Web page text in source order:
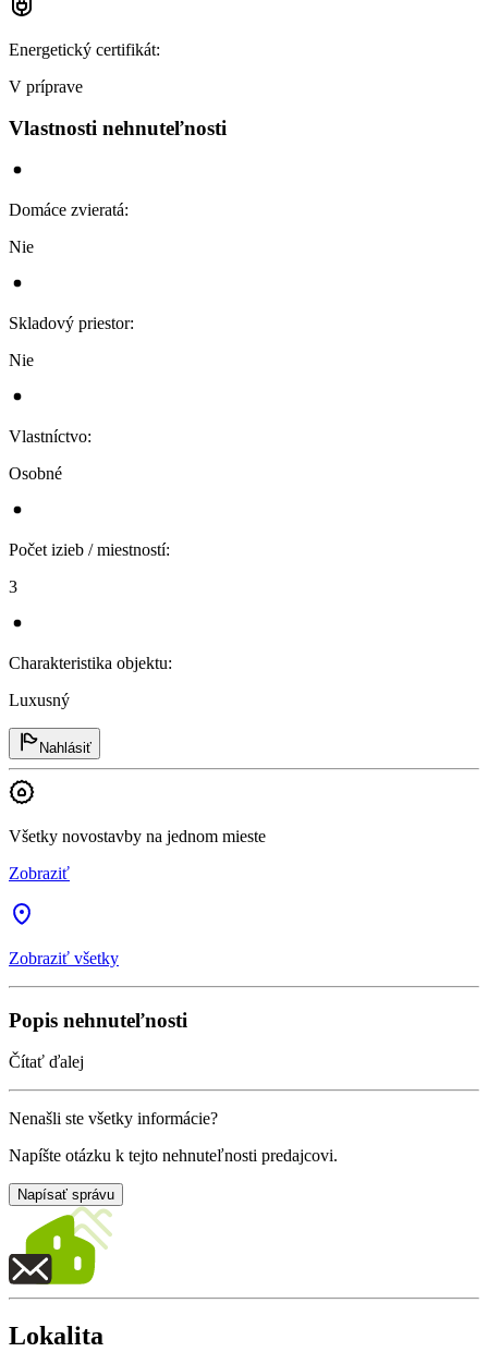
Energetický certifikát:
V príprave
Vlastnosti nehnuteľnosti
Domáce zvieratá:
Nie
Skladový priestor:
Nie
Vlastníctvo:
Osobné
Počet izieb / miestností:
3
Charakteristika objektu:
Luxusný
Nahlásiť
Všetky novostavby na jednom mieste
Zobraziť
Zobraziť všetky
Popis nehnuteľnosti
Čítať ďalej
Nenašli ste všetky informácie?
Napíšte otázku k tejto nehnuteľnosti predajcovi.
Napísať správu
Lokalita